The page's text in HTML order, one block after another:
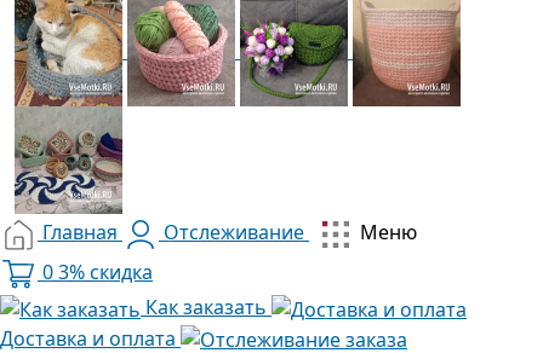
Главная Отслеживание
Меню
03% скидка
Как заказать
Доставка и оплата